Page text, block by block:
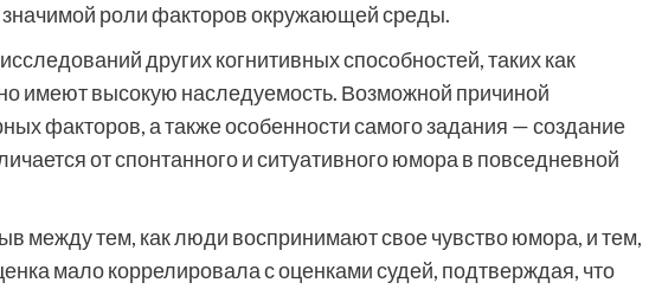
роли факторов окружающей среды.
других когнитивных способностей, таких как
имеют высокую наследуемость. Возможной причиной
факторов, а также особенности самого задания — создание
от спонтанного и ситуативного юмора в повседневной
между тем, как люди воспринимают свое чувство юмора, и тем,
мало коррелировала с оценками судей, подтверждая, что